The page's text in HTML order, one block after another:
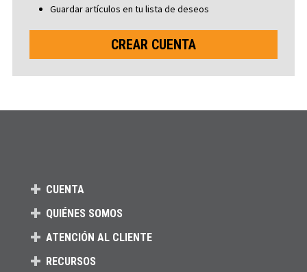
Guardar artículos en tu lista de deseos
CREAR CUENTA
CUENTA
QUIÉNES SOMOS
ATENCIÓN AL CLIENTE
RECURSOS